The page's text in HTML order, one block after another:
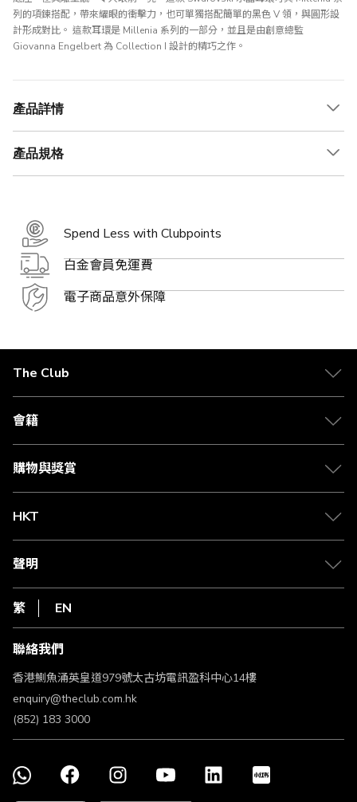
列的項鍊搭配，帶來耀眼的衝擊力，也可單獨搭配簡單的黑色 V 領，與圓形設
計形成對比。 這款耳環是 Millenia 系列的一部分，並且是由創意總監
Giovanna Engelbert 為 Collection I 設計的精巧之作。
產品詳情
產品規格
Spend Less with Clubpoints
白金會員免運費
電子商品意外保障
The Club
關於 The Club
合作夥伴
媒體中心
會籍
會籍及專屬禮遇
賺取積分
購物與獎賞
物流與配送
Club Shopping 商品領取站
常見問題
HKT
csl.
1010
HKT
聲明
私隱聲明
使用條款
條款及細則
不歧視及不騷擾聲明
認可牌照及通告
繁 EN
聯絡我們
香港鰂魚涌英皇道979號太古坊電訊盈科中心14樓
enquiry@theclub.com.hk
(852) 183 3000